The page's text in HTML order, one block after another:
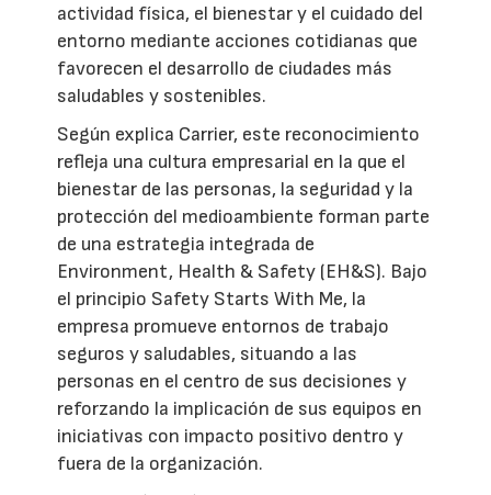
actividad física, el bienestar y el cuidado del
entorno mediante acciones cotidianas que
favorecen el desarrollo de ciudades más
saludables y sostenibles.
Según explica Carrier, este reconocimiento
refleja una cultura empresarial en la que el
bienestar de las personas, la seguridad y la
protección del medioambiente forman parte
de una estrategia integrada de
Environment, Health & Safety (EH&S). Bajo
el principio Safety Starts With Me, la
empresa promueve entornos de trabajo
seguros y saludables, situando a las
personas en el centro de sus decisiones y
reforzando la implicación de sus equipos en
iniciativas con impacto positivo dentro y
fuera de la organización.